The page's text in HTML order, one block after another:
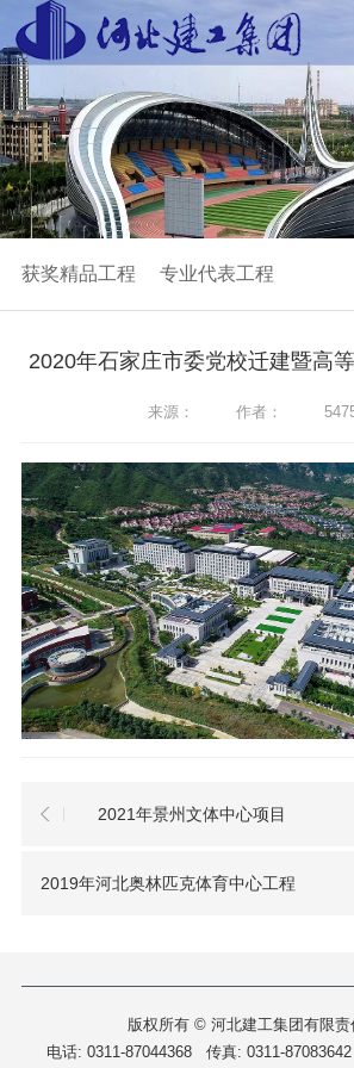
获奖精品工程 专业代表工程
2020年石家庄市委党校迁建暨高
来源： 作者：
2021年景州文体中心项目
2019年河北奥林匹克体育中心工程
版权所有 © 河北建工集团有限责
电话: 0311-87044368 传真: 0311-